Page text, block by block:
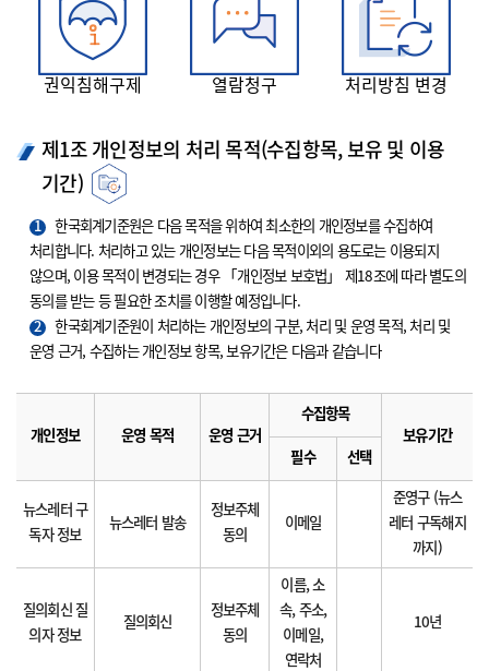
권익침해구제 열람청구 처리방침 변경
제1조 개인정보의 처리 목적(수집항목, 보유 및 이용
기간)
1
한국회계기준원은 다음 목적을 위하여 최소한의 개인정보를 수집하여
처리합니다. 처리하고 있는 개인정보는 다음 목적이외의 용도로는 이용되지
않으며, 이용 목적이 변경되는 경우 「개인정보 보호법」 제18조에 따라 별도의
동의를 받는 등 필요한 조치를 이행할 예정입니다.
2
한국회계기준원이 처리하는 개인정보의 구분, 처리 및 운영 목적, 처리 및
운영 근거, 수집하는 개인정보 항목, 보유기간은 다음과 같습니다
개인정보 운영 목적 운영 근거
수집항목
보유기간
필수
선택
뉴스레터 구
독자 정보
뉴스레터 발송
정보주체
동의
이메일
준영구 (뉴스
레터 구독해지
까지)
질의회신 질
의자 정보
질의회신
정보주체
동의
이름, 소
속, 주소,
이메일,
연락처
10년